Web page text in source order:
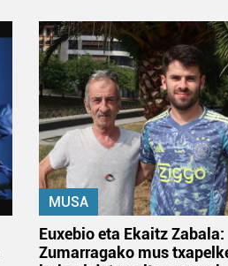
MUSA
Euxebio eta Ekaitz Zabala:
Zumarragako mus